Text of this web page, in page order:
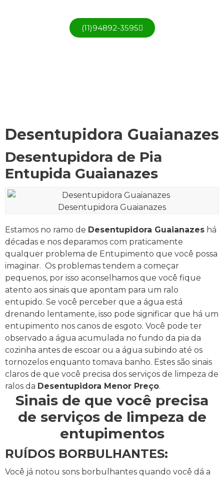
(11)94892-3595
Desentupidora Guaianazes
Desentupidora de Pia
Entupida Guaianazes
Desentupidora Guaianazes
Estamos no ramo de Desentupidora Guaianazes há
décadas e nos deparamos com praticamente
qualquer problema de Entupimento que você possa
imaginar. Os problemas tendem a começar
pequenos, por isso aconselhamos que você fique
atento aos sinais que apontam para um ralo
entupido. Se você perceber que a água está
drenando lentamente, isso pode significar que há um
entupimento nos canos de esgoto. Você pode ter
observado a água acumulada no fundo da pia da
cozinha antes de escoar ou a água subindo até os
tornozelos enquanto tomava banho. Estes são sinais
claros de que você precisa dos serviços de limpeza de
ralos da Desentupidora Menor Preço.
Sinais de que você precisa
de serviços de limpeza de
entupimentos
RUÍDOS BORBULHANTES:
Você já notou sons borbulhantes quando você dá a